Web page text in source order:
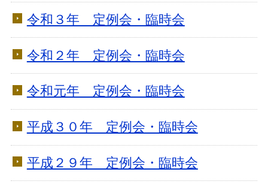
令和３年 定例会・臨時会
令和２年 定例会・臨時会
令和元年 定例会・臨時会
平成３０年 定例会・臨時会
平成２９年 定例会・臨時会